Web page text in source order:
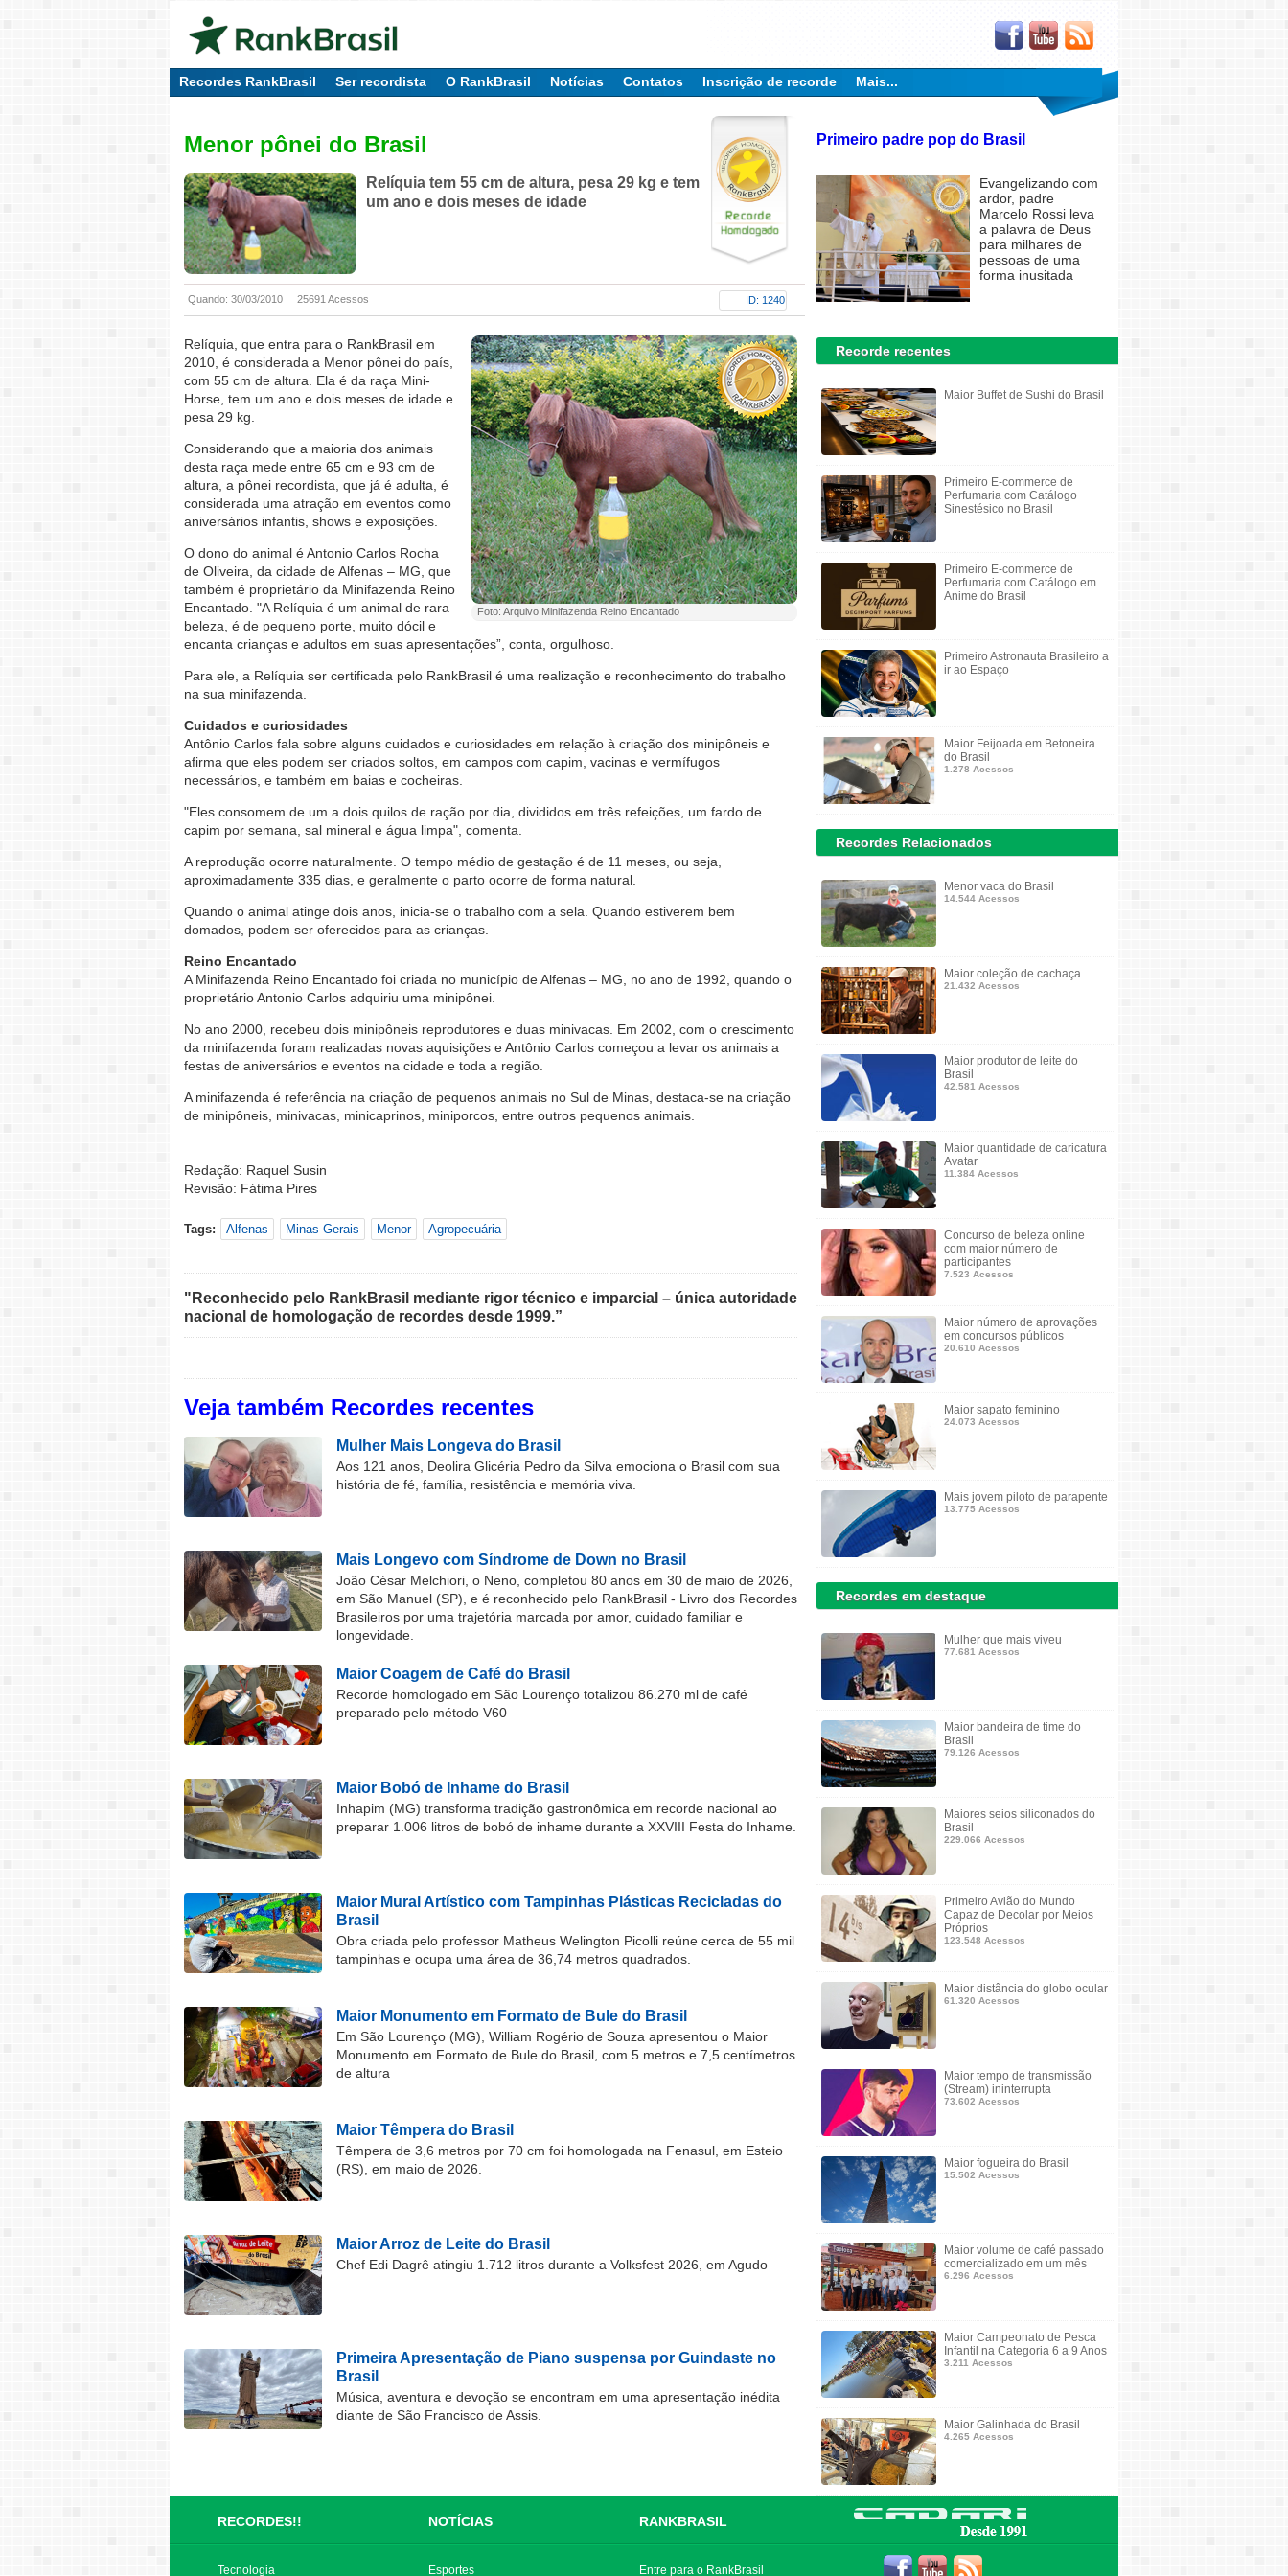
Recordes RankBrasil Ser recordista O RankBrasil Notícias Contatos Inscrição de recorde Mais...
Menor pônei do Brasil
Relíquia tem 55 cm de altura, pesa 29 kg e tem
um ano e dois meses de idade
Quando: 30/03/2010 25691 Acessos ID: 1240
Foto: Arquivo Minifazenda Reino Encantado
Relíquia, que entra para o RankBrasil em
2010, é considerada a Menor pônei do país,
com 55 cm de altura. Ela é da raça Mini-
Horse, tem um ano e dois meses de idade e
pesa 29 kg.
Considerando que a maioria dos animais
desta raça mede entre 65 cm e 93 cm de
altura, a pônei recordista, que já é adulta, é
considerada uma atração em eventos como
aniversários infantis, shows e exposições.
O dono do animal é Antonio Carlos Rocha
de Oliveira, da cidade de Alfenas – MG, que
também é proprietário da Minifazenda Reino
Encantado. "A Relíquia é um animal de rara
beleza, é de pequeno porte, muito dócil e
encanta crianças e adultos em suas apresentações”, conta, orgulhoso.
Para ele, a Relíquia ser certificada pelo RankBrasil é uma realização e reconhecimento do trabalho
na sua minifazenda.
Cuidados e curiosidades
Antônio Carlos fala sobre alguns cuidados e curiosidades em relação à criação dos minipôneis e
afirma que eles podem ser criados soltos, em campos com capim, vacinas e vermífugos
necessários, e também em baias e cocheiras.
"Eles consomem de um a dois quilos de ração por dia, divididos em três refeições, um fardo de
capim por semana, sal mineral e água limpa", comenta.
A reprodução ocorre naturalmente. O tempo médio de gestação é de 11 meses, ou seja,
aproximadamente 335 dias, e geralmente o parto ocorre de forma natural.
Quando o animal atinge dois anos, inicia-se o trabalho com a sela. Quando estiverem bem
domados, podem ser oferecidos para as crianças.
Reino Encantado
A Minifazenda Reino Encantado foi criada no município de Alfenas – MG, no ano de 1992, quando o
proprietário Antonio Carlos adquiriu uma minipônei.
No ano 2000, recebeu dois minipôneis reprodutores e duas minivacas. Em 2002, com o crescimento
da minifazenda foram realizadas novas aquisições e Antônio Carlos começou a levar os animais a
festas de aniversários e eventos na cidade e toda a região.
A minifazenda é referência na criação de pequenos animais no Sul de Minas, destaca-se na criação
de minipôneis, minivacas, minicaprinos, miniporcos, entre outros pequenos animais.
Redação: Raquel Susin
Revisão: Fátima Pires
Tags: Alfenas Minas Gerais Menor Agropecuária
"Reconhecido pelo RankBrasil mediante rigor técnico e imparcial – única autoridade
nacional de homologação de recordes desde 1999.”
Veja também Recordes recentes
Mulher Mais Longeva do Brasil
Aos 121 anos, Deolira Glicéria Pedro da Silva emociona o Brasil com sua
história de fé, família, resistência e memória viva.
Mais Longevo com Síndrome de Down no Brasil
João César Melchiori, o Neno, completou 80 anos em 30 de maio de 2026,
em São Manuel (SP), e é reconhecido pelo RankBrasil - Livro dos Recordes
Brasileiros por uma trajetória marcada por amor, cuidado familiar e
longevidade.
Maior Coagem de Café do Brasil
Recorde homologado em São Lourenço totalizou 86.270 ml de café
preparado pelo método V60
Maior Bobó de Inhame do Brasil
Inhapim (MG) transforma tradição gastronômica em recorde nacional ao
preparar 1.006 litros de bobó de inhame durante a XXVIII Festa do Inhame.
Maior Mural Artístico com Tampinhas Plásticas Recicladas do
Brasil
Obra criada pelo professor Matheus Welington Picolli reúne cerca de 55 mil
tampinhas e ocupa uma área de 36,74 metros quadrados.
Maior Monumento em Formato de Bule do Brasil
Em São Lourenço (MG), William Rogério de Souza apresentou o Maior
Monumento em Formato de Bule do Brasil, com 5 metros e 7,5 centímetros
de altura
Maior Têmpera do Brasil
Têmpera de 3,6 metros por 70 cm foi homologada na Fenasul, em Esteio
(RS), em maio de 2026.
Maior Arroz de Leite do Brasil
Chef Edi Dagrê atingiu 1.712 litros durante a Volksfest 2026, em Agudo
Primeira Apresentação de Piano suspensa por Guindaste no
Brasil
Música, aventura e devoção se encontram em uma apresentação inédita
diante de São Francisco de Assis.
Primeiro padre pop do Brasil
Evangelizando com
ardor, padre
Marcelo Rossi leva
a palavra de Deus
para milhares de
pessoas de uma
forma inusitada
Recorde recentes
Maior Buffet de Sushi do Brasil
Primeiro E-commerce de
Perfumaria com Catálogo
Sinestésico no Brasil
Primeiro E-commerce de
Perfumaria com Catálogo em
Anime do Brasil
Primeiro Astronauta Brasileiro a
ir ao Espaço
Maior Feijoada em Betoneira
do Brasil
1.278 Acessos
Recordes Relacionados
Menor vaca do Brasil
14.544 Acessos
Maior coleção de cachaça
21.432 Acessos
Maior produtor de leite do
Brasil
42.581 Acessos
Maior quantidade de caricatura
Avatar
11.384 Acessos
Concurso de beleza online
com maior número de
participantes
7.523 Acessos
Maior número de aprovações
em concursos públicos
20.610 Acessos
Maior sapato feminino
24.073 Acessos
Mais jovem piloto de parapente
13.775 Acessos
Recordes em destaque
Mulher que mais viveu
77.681 Acessos
Maior bandeira de time do
Brasil
79.126 Acessos
Maiores seios siliconados do
Brasil
229.066 Acessos
Primeiro Avião do Mundo
Capaz de Decolar por Meios
Próprios
123.548 Acessos
Maior distância do globo ocular
61.320 Acessos
Maior tempo de transmissão
(Stream) ininterrupta
73.602 Acessos
Maior fogueira do Brasil
15.502 Acessos
Maior volume de café passado
comercializado em um mês
6.296 Acessos
Maior Campeonato de Pesca
Infantil na Categoria 6 a 9 Anos
3.211 Acessos
Maior Galinhada do Brasil
4.265 Acessos
RECORDES!! NOTÍCIAS RANKBRASIL
Tecnologia Esportes Entre para o RankBrasil